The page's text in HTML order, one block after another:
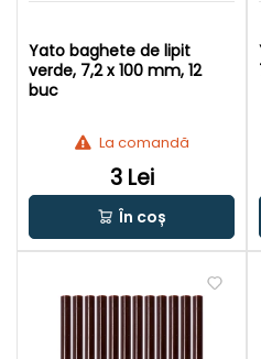
Yato baghete de lipit
verde, 7,2 x 100 mm, 12
buc
La comandă
3 Lei
În coș